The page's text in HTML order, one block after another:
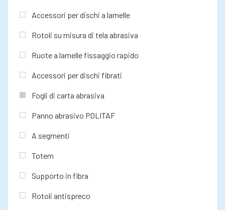
Accessori per dischi a lamelle
Rotoli su misura di tela abrasiva
Ruote a lamelle fissaggio rapido
Accessori per dischi fibrati
Fogli di carta abrasiva
Panno abrasivo POLITAF
A segmenti
Totem
Supporto in fibra
Rotoli antispreco